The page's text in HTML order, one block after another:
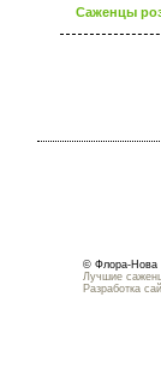
Саженцы
© Флора-Нова
Лучшие
Разработка